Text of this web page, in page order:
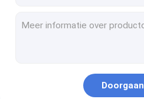
8-strengs polyester touw
Doorgaan